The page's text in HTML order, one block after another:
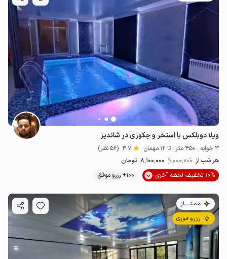
ویلا دوبلکس با استخر و جکوزی در شاندیز
3 خوابه . 450 متر . تا 12 مهمان 4.7 (56 نظر)
هر شب از 9٬000٬000 8٬100٬000 تومان
10% تخفیف لحظه آخری
100+ رزرو موفق
مـمـتــــــاز
رزرو فوری